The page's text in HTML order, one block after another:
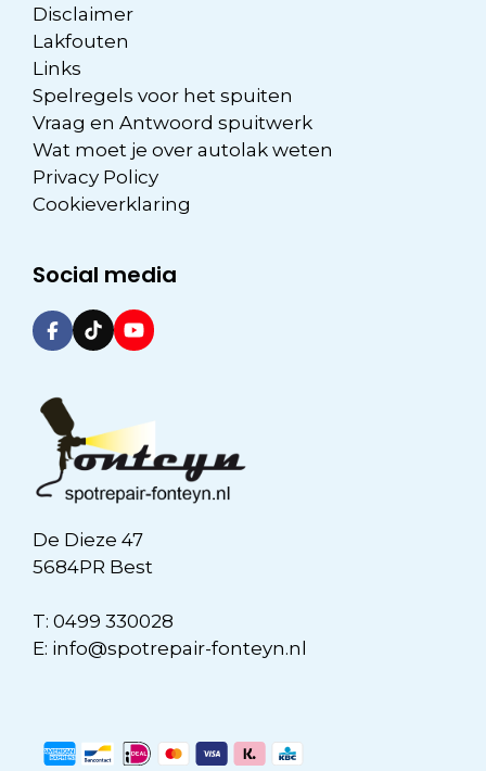
Disclaimer
Lakfouten
Links
Spelregels voor het spuiten
Vraag en Antwoord spuitwerk
Wat moet je over autolak weten
Privacy Policy
Cookieverklaring
Social media
De Dieze 47
5684PR Best
T: 0499 330028
E: info@spotrepair-fonteyn.nl